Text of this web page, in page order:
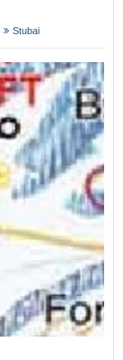
Stubai